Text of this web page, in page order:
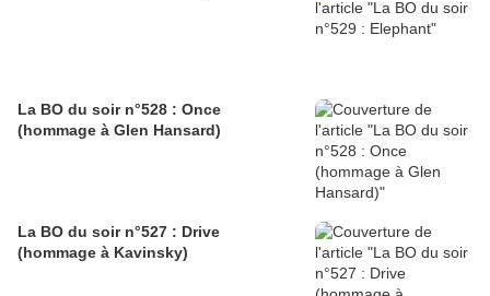
La BO du soir n°528 : Once
(hommage à Glen Hansard)
La BO du soir n°527 : Drive
(hommage à Kavinsky)